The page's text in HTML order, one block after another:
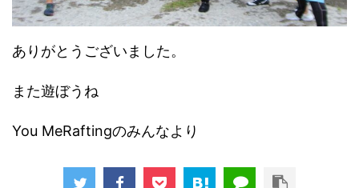
ありがとうございました。
また遊ぼうね
You MeRaftingのみんなより